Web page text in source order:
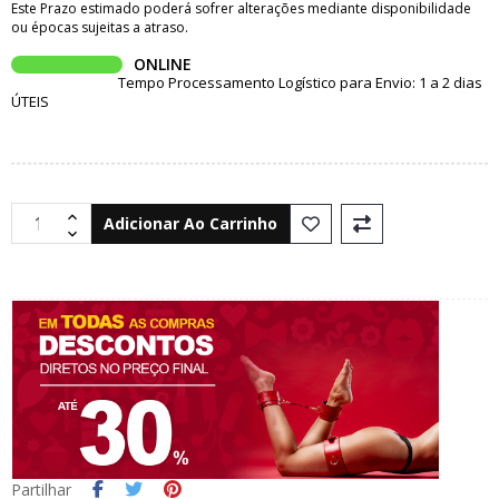
Este Prazo estimado poderá sofrer alterações mediante disponibilidade
ou épocas sujeitas a atraso.
ONLINE
Tempo Processamento Logístico para Envio: 1 a 2 dias
ÚTEIS
Adicionar Ao Carrinho
Partilhar